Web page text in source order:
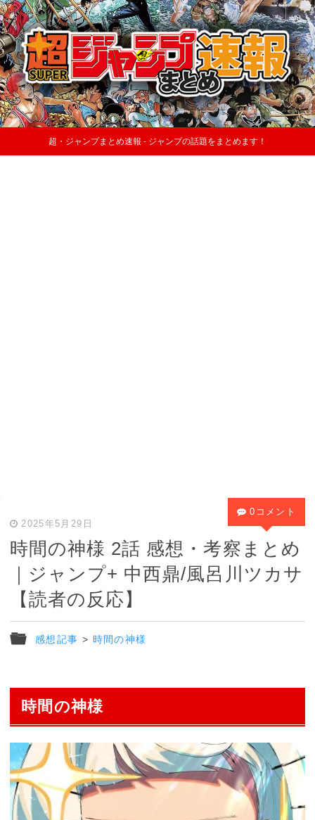
超・ジャンプまとめ速報 - ジャンプの話題をまとめます！
2025年5月29日
時間の神様 2話 感想・考察まとめ
｜ジャンプ+ 中西鼎/風呂川ツカサ
【読者の反応】
感想記事 > 時間の神様
0コメント
時間の神様